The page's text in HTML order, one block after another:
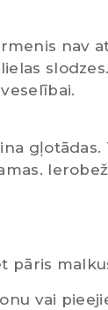
nav
gļotādas.
vai